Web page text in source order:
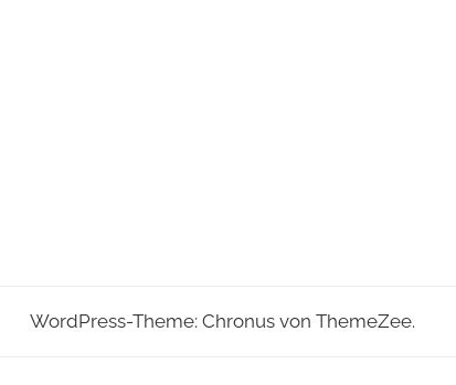
WordPress-Theme: Chronus von ThemeZee.